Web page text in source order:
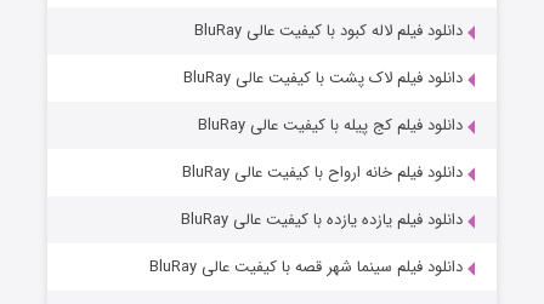
دانلود فیلم لاله کبود با کیفیت عالی BluRay
دانلود فیلم لاک پشت با کیفیت عالی BluRay
دانلود فیلم کج‌ پیله با کیفیت عالی BluRay
دانلود فیلم خانه ارواح با کیفیت عالی BluRay
دانلود فیلم یازده یازده با کیفیت عالی BluRay
دانلود فیلم سینما شهر قصه با کیفیت عالی BluRay